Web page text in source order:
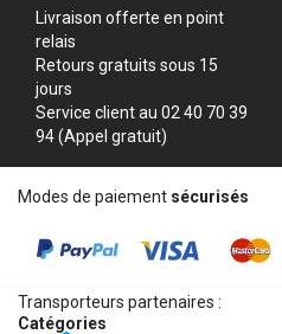
Livraison offerte en point
relais
Retours gratuits sous 15
jours
Service client au 02 40 70 39
94 (Appel gratuit)
Modes de paiement sécurisés
Transporteurs partenaires :
Catégories